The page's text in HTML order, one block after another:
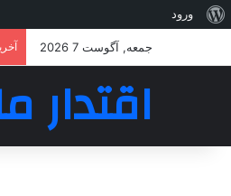
درباره
ورود
جمعه, آگوست 7 2026
اقتدار